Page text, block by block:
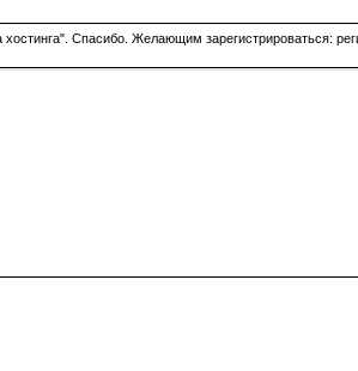
Спасибо. Желающим зарегистрироваться: